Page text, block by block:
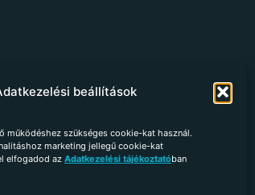
beállítások
működéshez szükséges cookie-kat használ.
marketing jellegű cookie-kat
elfogadod az Adatkezelési tájékoztatóban